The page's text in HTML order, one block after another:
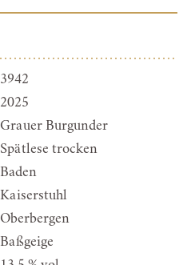
3942
2025
Grauer Burgunder
Spätlese trocken
Baden
Kaiserstuhl
Oberbergen
Baßgeige